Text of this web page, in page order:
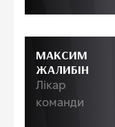
МАКСИМ
ЖАЛИБІН
Лікар
команди